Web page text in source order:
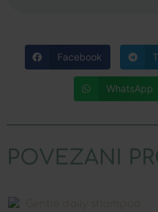
Facebook
WhatsApp
POVEZANI